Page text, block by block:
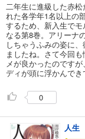
二年生に進級した赤
れた各学年1名以上の
するため、新入生で
なる第8巻。アリーナ
しちゃうふみの姿に
ましたね。さて今回
メが良かったのです
ディが頭に浮かんで
0
人生